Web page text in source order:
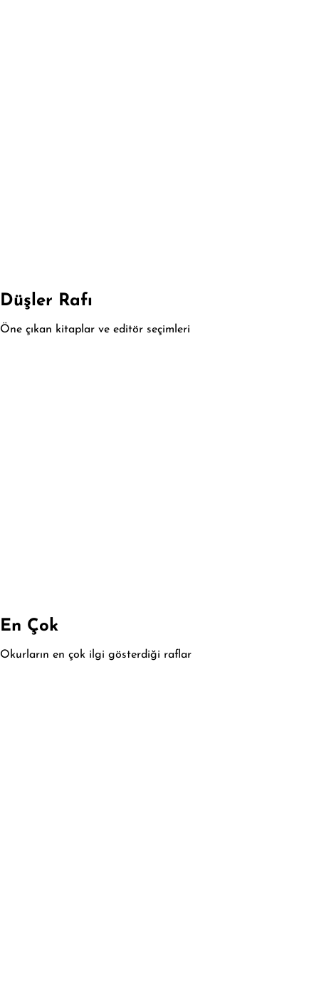
Düşler Rafı
Öne çıkan kitaplar ve editör seçimleri
En Çok
Okurların en çok ilgi gösterdiği raflar